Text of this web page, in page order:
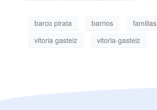
barco pirata barrios familias
vitoria gasteiz
vitoria-gasteiz